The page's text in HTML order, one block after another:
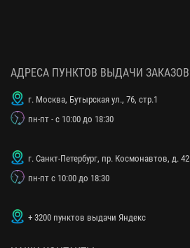
АДРЕСА ПУНКТОВ ВЫДАЧИ ЗАКАЗОВ
г. Москва, Бутырская ул., 76, стр.1
пн-пт - с 10:00 до 18:30
г. Санкт-Петербург, пр. Космонавтов, д. 42
пн-пт с 10:00 до 18:30
+ 3200 пунктов выдачи Яндекс